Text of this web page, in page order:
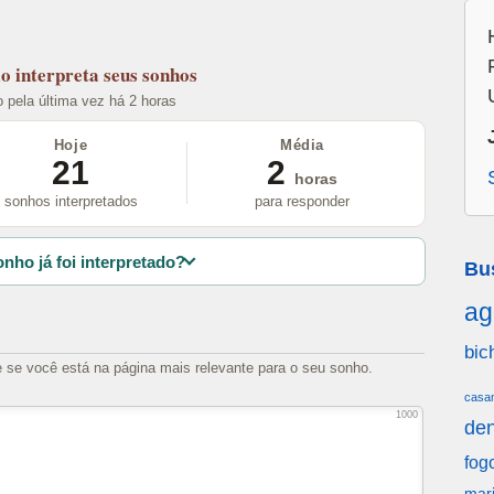
interpreta seus sonhos
pela última vez há 2 horas
Hoje
21
sonhos interpretados
Média
2
horas
para responder
já foi interpretado?
você está na página mais relevante para o seu sonho.
1000